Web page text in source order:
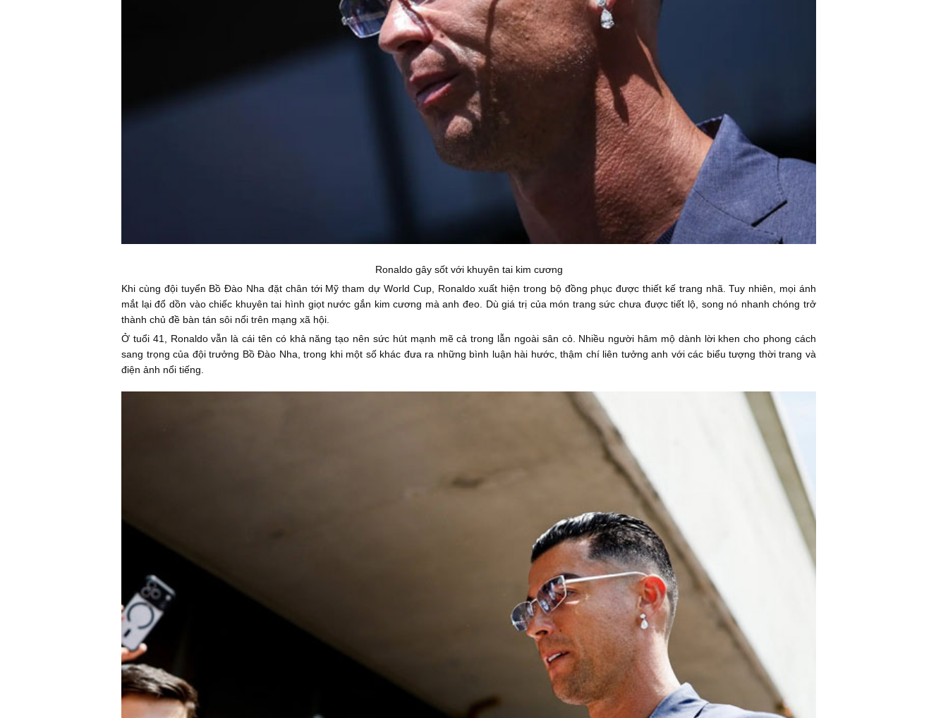
Ronaldo gây sốt với khuyên tai kim cương
Khi cùng đội tuyển Bồ Đào Nha đặt chân tới Mỹ tham dự World Cup, Ronaldo xuất hiện trong bộ đồng phục được thiết kế trang nhã. Tuy nhiên, mọi ánh
mắt lại đổ dồn vào chiếc khuyên tai hình giọt nước gắn kim cương mà anh đeo. Dù giá trị của món trang sức chưa được tiết lộ, song nó nhanh chóng trở
thành chủ đề bàn tán sôi nổi trên mạng xã hội.
Ở tuổi 41, Ronaldo vẫn là cái tên có khả năng tạo nên sức hút mạnh mẽ cả trong lẫn ngoài sân cỏ. Nhiều người hâm mộ dành lời khen cho phong cách
sang trọng của đội trưởng Bồ Đào Nha, trong khi một số khác đưa ra những bình luận hài hước, thậm chí liên tưởng anh với các biểu tượng thời trang và
điện ảnh nổi tiếng.